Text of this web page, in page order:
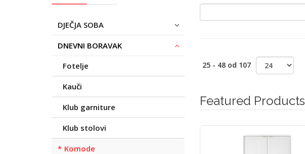
DJEČJA SOBA
DNEVNI BORAVAK
Fotelje
Kauči
Klub garniture
Klub stolovi
Komode
25 - 48 od 107
Featured Products